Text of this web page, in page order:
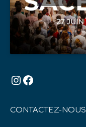
Instagram
Facebook
CONTACTEZ-NOUS